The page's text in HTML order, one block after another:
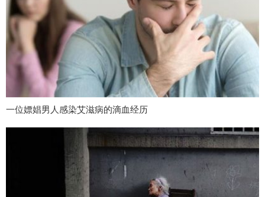
一位嫖娼男人感染艾滋病的滴血经历